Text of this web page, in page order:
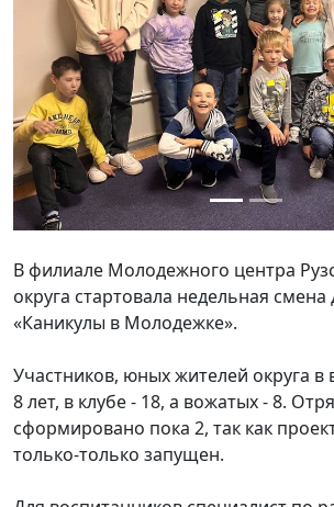
В филиале Молодежного центра
округа стартовала недельная смена
«Каникулы в Молодежке».
Участников, юных жителей округа в
8 лет, в клубе - 18, а вожатых - 8.
сформировано пока 2, так как
только-только запущен.